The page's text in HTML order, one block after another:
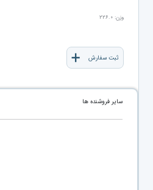
وزن: ۲۲۶.۰
ثبت سفارش
سایر فروشنده ها